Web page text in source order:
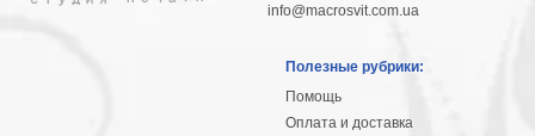
info@macrosvit.com.ua
Полезные рубрики:
Помощь
Оплата и доставка